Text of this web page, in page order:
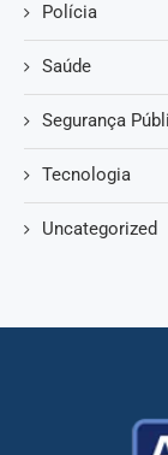
Polícia
Saúde
Segurança
Tecnologia
Uncategorized